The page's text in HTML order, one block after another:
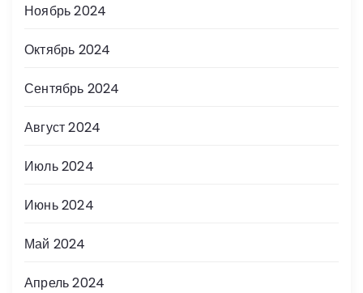
Ноябрь 2024
Октябрь 2024
Сентябрь 2024
Август 2024
Июль 2024
Июнь 2024
Май 2024
Апрель 2024